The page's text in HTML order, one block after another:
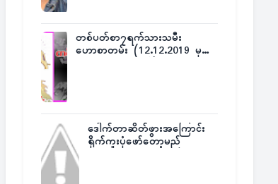
တစ်ပတ်စာ၇ရက်သားသမီး
ဟောစာတမ်း (12.12.2019 မှ
ဒေါက်တာဆိတ်ဖွားအကြောင်း
ရိုက်ကူးပုံဖော်တော့မည်